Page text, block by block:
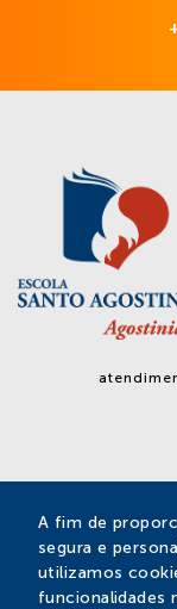
A fim de
segura e
utilizamos
funcionalidades
Rua